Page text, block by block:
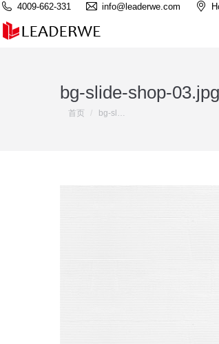
4009-662-331 info@leaderwe.com
bg-slide-shop-03.jpg
您在这里：
首页 bg-sl…